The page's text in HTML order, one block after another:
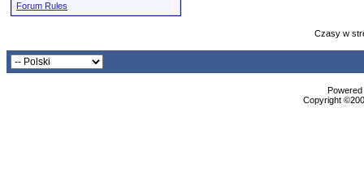
Forum Rules
Czasy w
Copyright